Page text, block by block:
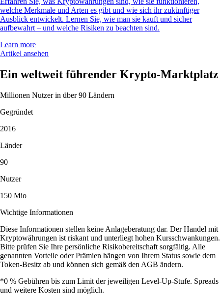
welche Merkmale und Arten es gibt und wie sich ihr zukünftiger
Ausblick entwickelt. Lernen Sie, wie man sie kauft und sicher
aufbewahrt – und welche Risiken zu beachten sind.
Learn more
Artikel ansehen
Ein weltweit führender Krypto-Marktplatz
Millionen Nutzer in über 90 Ländern
Gegründet
2016
Länder
90
Nutzer
150 Mio
Wichtige Informationen
Diese Informationen stellen keine Anlageberatung dar. Der Handel mit
Kryptowährungen ist riskant und unterliegt hohen Kursschwankungen.
Bitte prüfen Sie Ihre persönliche Risikobereitschaft sorgfältig. Alle
genannten Vorteile oder Prämien hängen von Ihrem Status sowie dem
Token-Besitz ab und können sich gemäß den AGB ändern.
*0 % Gebühren bis zum Limit der jeweiligen Level-Up-Stufe. Spreads
und weitere Kosten sind möglich.